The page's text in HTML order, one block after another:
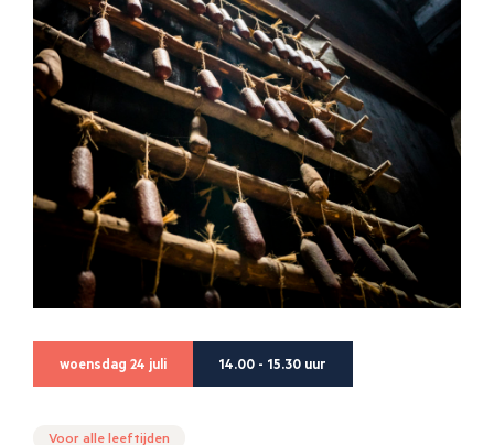
woensdag 24 juli 14.00 - 15.30 uur
Voor alle leeftijden